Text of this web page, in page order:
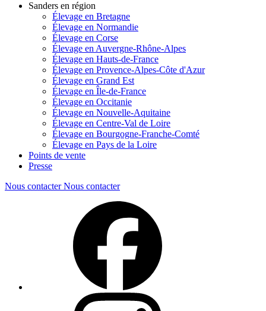
Sanders en région
Élevage en Bretagne
Élevage en Normandie
Élevage en Corse
Élevage en Auvergne-Rhône-Alpes
Élevage en Hauts-de-France
Élevage en Provence-Alpes-Côte d'Azur
Élevage en Grand Est
Élevage en Île-de-France
Élevage en Occitanie
Élevage en Nouvelle-Aquitaine
Élevage en Centre-Val de Loire
Élevage en Bourgogne-Franche-Comté
Élevage en Pays de la Loire
Points de vente
Presse
Nous contacter Nous contacter